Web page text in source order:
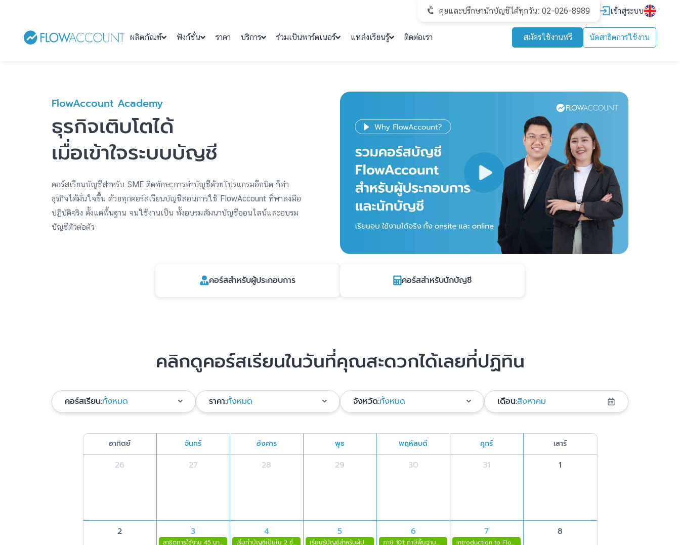
คุยและปรึกษานักบัญชีได้ทุกวัน: 02-026-8989 เข้าสู่ระบบ
ผลิตภัณฑ์ ฟังก์ชั่น ราคา บริการ ร่วมเป็นพาร์ตเนอร์ แหล่งเรียนรู้ ติดต่อเรา สมัครใช้งานฟรี นัดสาธิตการใช้งาน
FlowAccount Academy
ธุรกิจเติบโตได้
เมื่อเข้าใจระบบบัญชี
คอร์สเรียนบัญชีสำหรับ SME ติดทักษะการทำบัญชีด้วยโปรแกรมอีกนิด ก็ทำ
ธุรกิจได้มั่นใจขึ้น ด้วยทุกคอร์สเรียนบัญชีสอนการใช้ FlowAccount ที่พาลงมือ
ปฏิบัติจริง ตั้งแต่พื้นฐาน จนใช้งานเป็น ทั้งอบรมสัมนาบัญชีออนไลน์และอบรม
บัญชีตัวต่อตัว
คอร์สสำหรับผู้ประกอบการ คอร์สสำหรับนักบัญชี
คลิกดูคอร์สเรียนในวันที่คุณสะดวกได้เลยที่ปฏิทิน
คอร์สเรียน:ทั้งหมด ราคา:ทั้งหมด จังหวัด:ทั้งหมด เดือน:สิงหาคม
อาทิตย์ จันทร์ อังคาร พุธ พฤหัสบดี ศุกร์ เสาร์
26 27 28 29 30 31 1
2 3
สาธิตการใช้งาน 45 นาที
4
เริ่มทำบัญชีเป็นใน 2 ชั่วโมง
5
เรียนรู้บัญชีสำหรับผู้ประกอบการ SMEs มือใหม่
6
ภาษี 101: ภาษีพื้นฐานที่เจ้าของกิจการต้องรู้
7
Introduction to FlowAccount AI connector
8